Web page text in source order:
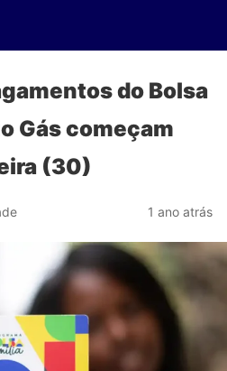
do Bolsa
Gás começam
(30)
1 ano atrás